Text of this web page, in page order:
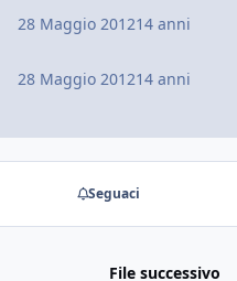
28 Maggio 201214 anni
28 Maggio 201214 anni
Seguaci
File successivo